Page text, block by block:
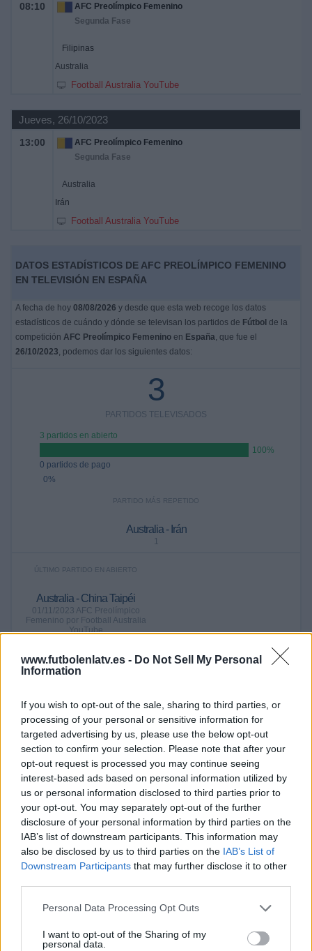
www.futbolenlatv.es - Do Not Sell My Personal
Information
If you wish to opt-out of the sale, sharing to third parties, or
processing of your personal or sensitive information for
targeted advertising by us, please use the below opt-out
section to confirm your selection. Please note that after your
opt-out request is processed you may continue seeing
interest-based ads based on personal information utilized by
us or personal information disclosed to third parties prior to
your opt-out. You may separately opt-out of the further
disclosure of your personal information by third parties on the
IAB’s list of downstream participants. This information may
also be disclosed by us to third parties on the IAB’s List of
Downstream Participants that may further disclose it to other
Personal Data Processing Opt Outs
I want to opt-out of the Sharing of my
personal data.
08:10
AFC Preolímpico Femenino
Segunda Fase
Filipinas
Australia
Football Australia YouTube
Jueves, 26/10/2023
13:00
AFC Preolímpico Femenino
Segunda Fase
Australia
Irán
Football Australia YouTube
DATOS ESTADÍSTICOS DE AFC PREOLÍMPICO FEMENINO
EN TELEVISIÓN EN ESPAÑA
A fecha de hoy 08/08/2026 y desde que esta web recoge los datos
estadísticos de cuándo y dónde se televisan los partidos de Fútbol de la
competición AFC Preolímpico Femenino en España, que fue el
26/10/2023, podemos dar los siguientes datos:
3
PARTIDOS TELEVISADOS
3 partidos en abierto
100%
0 partidos de pago
0%
PARTIDO MÁS REPETIDO
Australia - Irán
1
ÚLTIMO PARTIDO EN ABIERTO
Australia - China Taipéi
01/11/2023 AFC Preolímpico
Femenino por Football Australia
YouTube
RANKING POR CANALES
Football Australia YouTube 3 (100%)
Ver ranking completo
TOTAL
1
CANALES TV
DÍAS
1010
SIN PARTIDO
GRATUÍTO
MEDIA
1
CANALES POR
PARTIDO
0 Canales de pago
100%